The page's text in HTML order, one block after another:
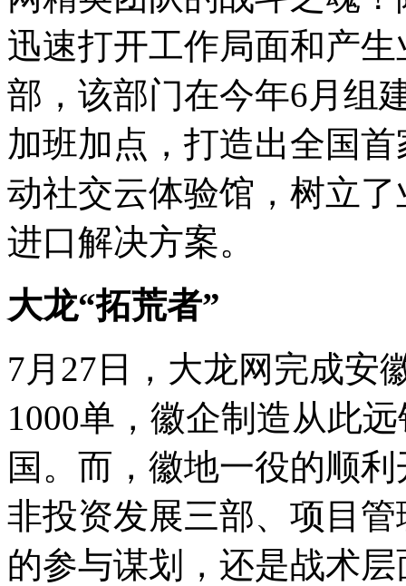
迅速打开工作局面和产
部，该部门在今年6月组
加班加点，打造出全国
动社交云体验馆，树立
进口解决方案。
大龙“拓荒者”
7月27日，大龙网完成安
1000单，徽企制造从此
国。而，徽地一役的顺
非投资发展三部、项目
的参与谋划，还是战术